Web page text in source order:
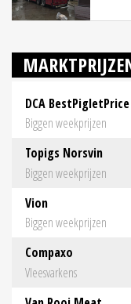
DCA BestPigletPrice
Biggen weekprijzen
Topigs Norsvin
Biggen weekprijzen
Vion
Biggen weekprijzen
Compaxo
Vleesvarkens